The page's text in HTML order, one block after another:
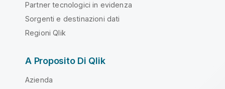
Partner tecnologici in evidenza
Sorgenti e destinazioni dati
Regioni Qlik
A Proposito Di Qlik
Azienda